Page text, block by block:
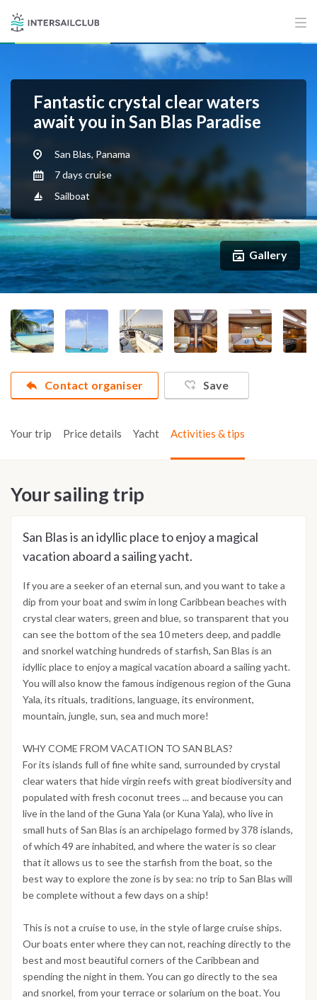
Fantastic crystal clear waters
await you in San Blas Paradise
San Blas, Panama
7 days cruise
Sailboat
Gallery
Contact organiser Save
Your trip Price details Yacht Activities & tips
Your sailing trip
San Blas is an idyllic place to enjoy a magical
vacation aboard a sailing yacht.
If you are a seeker of an eternal sun, and you want to take a
dip from your boat and swim in long Caribbean beaches with
crystal clear waters, green and blue, so transparent that you
can see the bottom of the sea 10 meters deep, and paddle
and snorkel watching hundreds of starfish, San Blas is an
idyllic place to enjoy a magical vacation aboard a sailing yacht.
You will also know the famous indigenous region of the Guna
Yala, its rituals, traditions, language, its environment,
mountain, jungle, sun, sea and much more!
WHY COME FROM VACATION TO SAN BLAS?
For its islands full of fine white sand, surrounded by crystal
clear waters that hide virgin reefs with great biodiversity and
populated with fresh coconut trees ... and because you can
live in the land of the Guna Yala (or Kuna Yala), who live in
small huts of San Blas is an archipelago formed by 378 islands,
of which 49 are inhabited, and where the water is so clear
that it allows us to see the starfish from the boat, so the
best way to explore the zone is by sea: no trip to San Blas will
be complete without a few days on a ship!
This is not a cruise to use, in the style of large cruise ships.
Our boats enter where they can not, reaching directly to the
best and most beautiful corners of the Caribbean and
spending the night in them. You can go directly to the sea
and snorkel, from your terrace or solarium on the boat. You